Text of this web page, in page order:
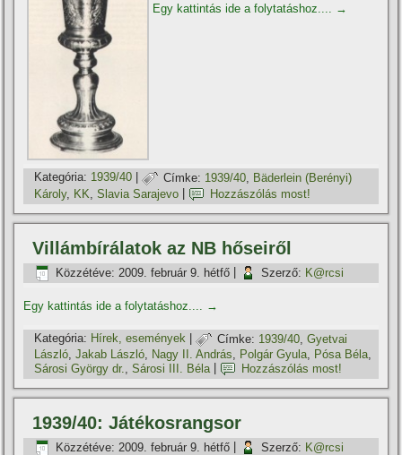
Egy kattintás ide a folytatáshoz.... →
Kategória: 1939/40 | Címke: 1939/40
Bäderlein (Berényi)
Károly, KK ,Slavia Sarajevo Hozzászólás most!
Villámbí­rálatok az NB hőseiről
Közzétéve: 2009. február 9. hétfő Szerző: K@rcsi
Egy kattintás ide a folytatáshoz.... →
Kategória: Hí­rek, események | Címke: 1939/40 ,Gyetvai
László,Jakab László, Nagy II. András, Polgár Gyula, Pósa Béla,
Sárosi György dr.
,Sárosi III. Béla Hozzászólás most!
1939/40: Játékosrangsor
Közzétéve: 2009. február 9. hétfő Szerző: K@rcsi